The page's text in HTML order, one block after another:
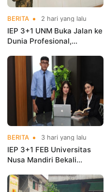
BERITA 2 hari yang lalu
IEP 3+1 UNM Buka Jalan ke
Dunia Profesional,
Kementerian Koperasi
BERITA 3 hari yang lalu
IEP 3+1 FEB Universitas
Nusa Mandiri Bekali
Kerja Sebelum Lulus